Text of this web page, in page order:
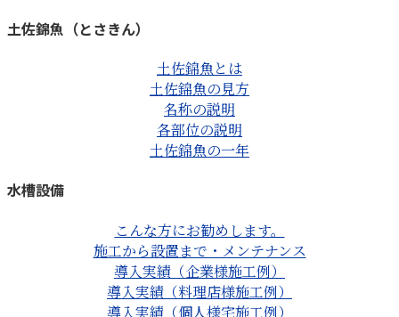
土佐錦魚（とさきん）
土佐錦魚とは
土佐錦魚の見方
名称の説明
各部位の説明
土佐錦魚の一年
水槽設備
こんな方にお勧めします。
施工から設置まで・メンテナンス
導入実績（企業様施工例）
導入実績（料理店様施工例）
導入実績（個人様宅施工例）